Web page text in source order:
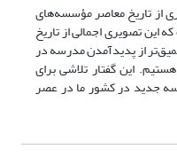
از تاریخ معاصر مؤسسه‌های
تصویری اجمالی از تاریخ
از پدیدآمدن مدرسه در
این گفتار تلاشی برای
جدید در کشور ما در عصر